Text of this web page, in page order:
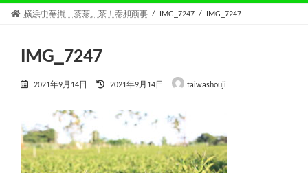
プ
動
横浜中華街 茶茶、茶！泰和商事 IMG_7247 IMG_7247
IMG_7247
2021年9月14日
最
新
時
:
2021年9月14日 taiwashouji